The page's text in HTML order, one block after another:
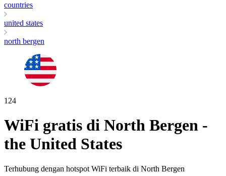
countries
united states
north bergen
124
WiFi gratis di North Bergen -
the United States
Terhubung dengan hotspot WiFi terbaik di North Bergen